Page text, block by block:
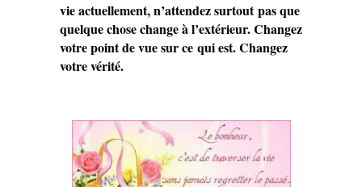
vie actuellement, n’attendez surtout pas que
quelque chose change à l’extérieur. Changez
votre point de vue sur ce qui est. Changez
votre vérité.